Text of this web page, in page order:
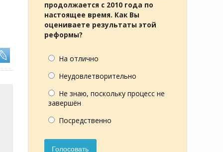
продолжается с 2010 года по
настоящее время. Как Вы
оцениваете результаты этой
реформы?
На отлично
Неудовлетворительно
Не знаю, поскольку процесс не
завершён
Посредственно
Голосовать